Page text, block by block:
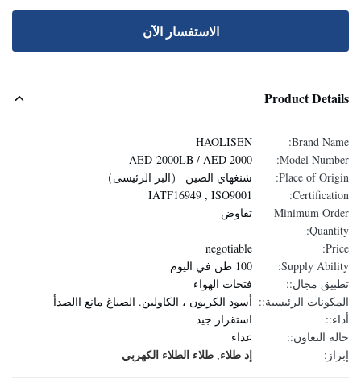
الاستفسار الآن
Product Details
Brand Name:
HAOLISEN
Model Number:
AED-2000LB / AED 2000
Place of Origin:
شنغهاي الصين （البر الرئيسى）
Certification:
IATF16949 , ISO9001
Minimum Order
Quantity:
تفاوض
Price:
negotiable
Supply Ability:
100 طن في اليوم
تطبيق مجال::
فتحات الهواء
المكونات الرئيسية:: أسود الكربون ، الكاولين. الصباغ مانع االصدأ
أداء::
استقرار جيد
حالة التعاون::
عداء
إبراز:
إد طلاء, طلاء الطلاء الكهربي